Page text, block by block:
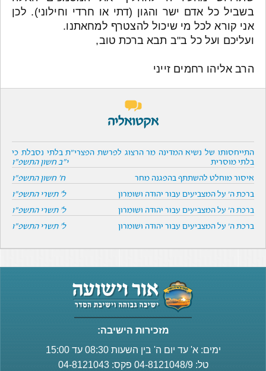
בשביל כל אדם ישר והגון (דתי או חרדי וחילוני). לכן
אני קורא לכל מי שיכול להצטרף למחאתנו.
ועליכם ועל כל ב"ב תבא ברכת טוב,
הרב אליהו רחמים זייני
אקטואליה
התייחסותו של נשיא המדינה מר הרצוג לפרשת הפצרי"ת בלתי נסבלת כי
בלתי מוסרית
י"ב חשון התשפ"ו
איסור מוחלט להשתתף בהפגנה מחר
ח' חשון התשפ"ו
ברכת ה' על המצביעים עבור יהודה ושומרון
ל' תשרי התשפ"ו
ברכת ה' על המצביעים עבור יהודה ושומרון
ל' תשרי התשפ"ו
ברכת ה' על המצביעים עבור יהודה ושומרון
ל' תשרי התשפ"ו
מזכירות הישיבה:
ימים: א' עד יום ה' בין השעות 08:30 עד 15:00
טל: 04-8121048/9 פקס: 04-8121043